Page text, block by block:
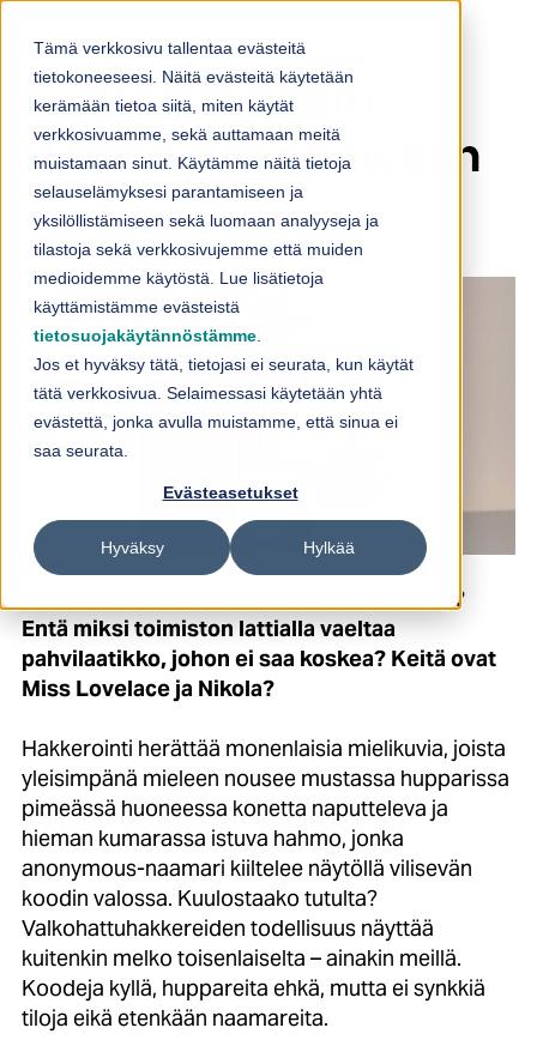
Tämä verkkosivu tallentaa evästeitä
tietokoneeseesi. Näitä evästeitä käytetään
kerämään tietoa siitä, miten käytät
verkkosivuamme, sekä auttamaan meitä
muistamaan sinut. Käytämme näitä tietoja
selauselämyksesi parantamiseen ja
yksilöllistämiseen sekä luomaan analyyseja ja
tilastoja sekä verkkosivujemme että muiden
medioidemme käytöstä. Lue lisätietoja
käyttämistämme evästeistä
tietosuojakäytännöstämme
Jos et hyväksy tätä, tietojasi ei seurata, kun käytät
tätä verkkosivua. Selaimessasi käytetään yhtä
evästettä, jonka avulla muistamme, että sinua ei
saa seurata.
Evästeasetukset
Hyväksy Hylkää
Kurkistus Team
Hactarin työpäivään
23.08.2022
Millainen on valkohattuhakkerin arkipäivä?
Entä miksi toimiston lattialla vaeltaa
pahvilaatikko, johon ei saa koskea? Keitä ovat
Miss Lovelace ja Nikola?
Hakkerointi herättää monenlaisia mielikuvia, joista
yleisimpänä mieleen nousee mustassa hupparissa
pimeässä huoneessa konetta naputteleva ja
hieman kumarassa istuva hahmo, jonka
anonymous-naamari kiiltelee näytöllä vilisevän
koodin valossa. Kuulostaako tutulta?
Valkohattuhakkereiden todellisuus näyttää
kuitenkin melko toisenlaiselta – ainakin meillä.
Koodeja kyllä, huppareita ehkä, mutta ei synkkiä
tiloja eikä etenkään naamareita.